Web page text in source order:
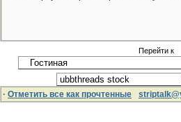
Перейти к
· Отметить все как прочтенные